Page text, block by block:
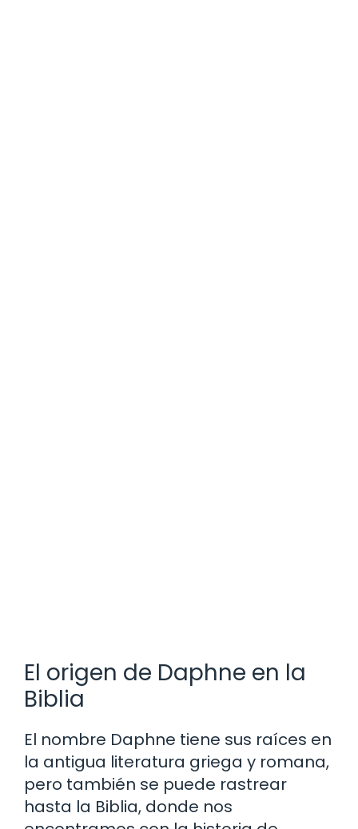
El origen de Daphne en la
Biblia
El nombre Daphne tiene sus raíces en
la antigua literatura griega y romana,
pero también se puede rastrear
hasta la Biblia, donde nos